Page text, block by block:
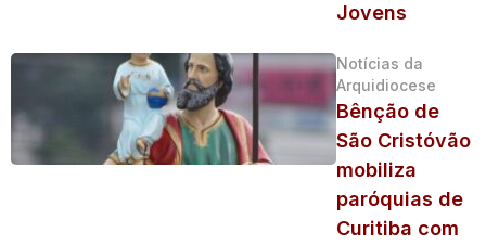
Jovens
Notícias da
Arquidiocese
Bênção de
São Cristóvão
mobiliza
paróquias de
Curitiba com